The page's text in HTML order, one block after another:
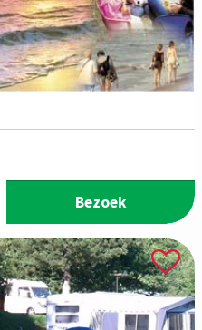
Bezoek